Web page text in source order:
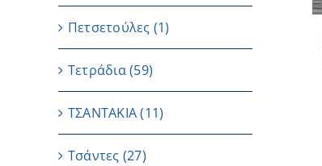
Πετσετούλες (1)
Τετράδια(59)
ΤΣΑΝΤΑΚΙΑ (11)
Τσάντες (27)